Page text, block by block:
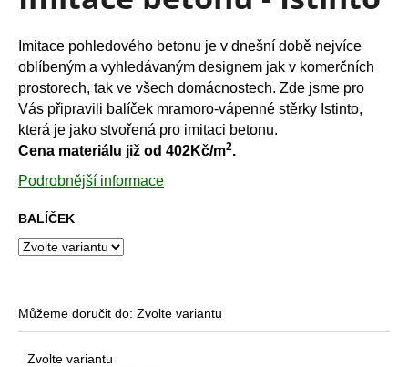
5
hvězdiček.
Imitace pohledového betonu je v dnešní době nejvíce
oblíbeným a vyhledávaným designem jak v komerčních
prostorech, tak ve všech domácnostech. Zde jsme pro
Vás připravili balíček mramoro-vápenné stěrky Istinto,
která je jako stvořená pro imitaci betonu.
Cena materiálu již od 402Kč/m2.
Podrobnější informace
BALÍČEK
Můžeme doručit do: Zvolte variantu
Zvolte variantu
j
í
t
?
o
p
o